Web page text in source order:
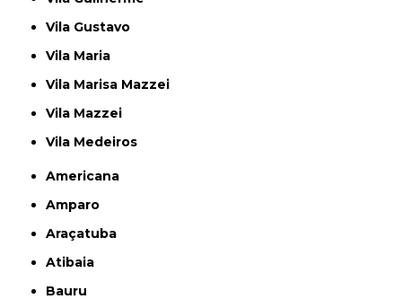
Vila Gustavo
Vila Maria
Vila Marisa Mazzei
Vila Mazzei
Vila Medeiros
Americana
Amparo
Araçatuba
Atibaia
Bauru